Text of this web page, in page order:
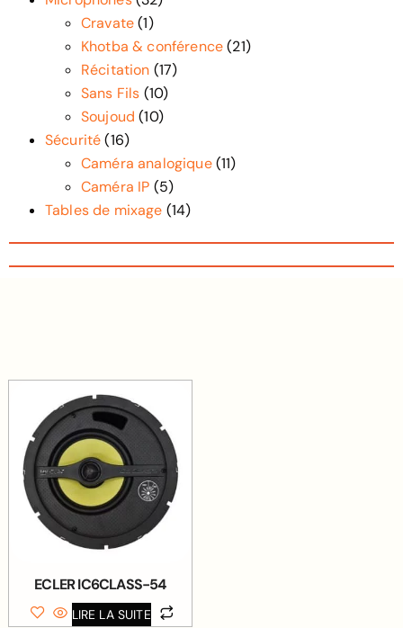
Cravate (1)
Khotba & conférence (21)
Récitation (17)
Sans Fils (10)
Soujoud (10)
Sécurité (16)
Caméra analogique (11)
Caméra IP (5)
Tables de mixage (14)
ECLER IC6CLASS-54
LIRE LA SUITE